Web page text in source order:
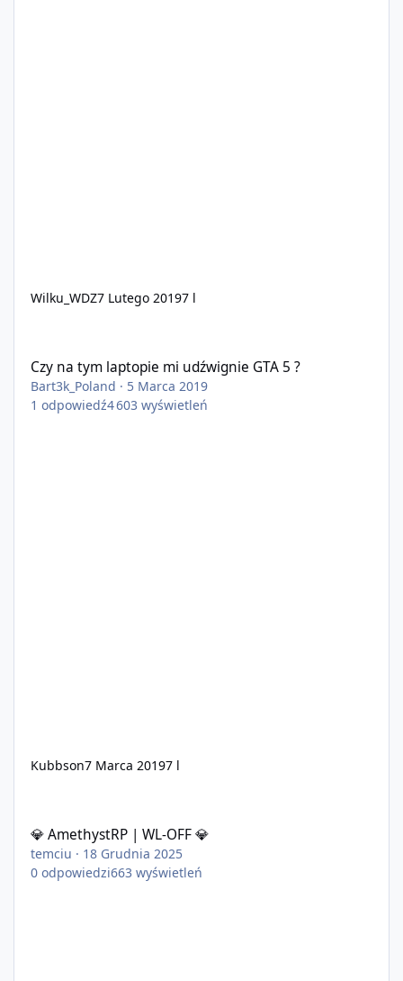
Wilku_WDZ7 Lutego 20197 l
Czy na tym laptopie mi udźwignie GTA 5 ?
Bart3k_Poland · 5 Marca 2019
1 odpowiedź4 603 wyświetleń
Kubbson7 Marca 20197 l
💎 AmethystRP | WL-OFF 💎
temciu · 18 Grudnia 2025
0 odpowiedzi663 wyświetleń